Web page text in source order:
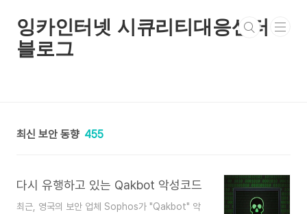
잉카인터넷 시큐리티대응센터
블로그
최신 보안 동향 455
다시 유행하고 있는 Qakbot 악성코드
최근, 영국의 보안 업체 Sophos가 "Qakbot" 악